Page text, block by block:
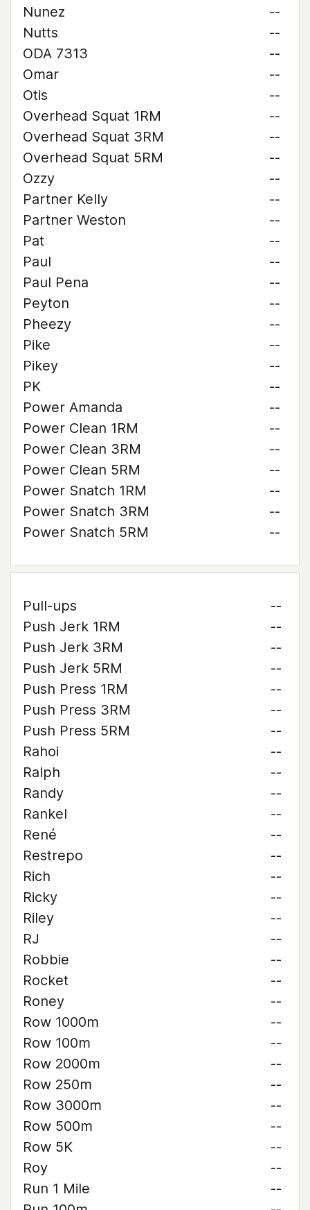
Nunez
--
Nutts
--
ODA 7313
--
Omar
--
Otis
--
Overhead Squat 1RM
--
Overhead Squat 3RM
--
Overhead Squat 5RM
--
Ozzy
--
Partner Kelly
--
Partner Weston
--
Pat
--
Paul
--
Paul Pena
--
Peyton
--
Pheezy
--
Pike
--
Pikey
--
PK
--
Power Amanda
--
Power Clean 1RM
--
Power Clean 3RM
--
Power Clean 5RM
--
Power Snatch 1RM
--
Power Snatch 3RM
--
Power Snatch 5RM
--
Pull-ups
--
Push Jerk 1RM
--
Push Jerk 3RM
--
Push Jerk 5RM
--
Push Press 1RM
--
Push Press 3RM
--
Push Press 5RM
--
Rahoi
--
Ralph
--
Randy
--
Rankel
--
René
--
Restrepo
--
Rich
--
Ricky
--
Riley
--
RJ
--
Robbie
--
Rocket
--
Roney
--
Row 1000m
--
Row 100m
--
Row 2000m
--
Row 250m
--
Row 3000m
--
Row 500m
--
Row 5K
--
Roy
--
Run 1 Mile
--